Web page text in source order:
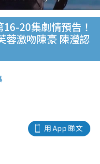
16-20集劇情預告！
蓉激吻陳豪 陳瀅認
用 App 睇文